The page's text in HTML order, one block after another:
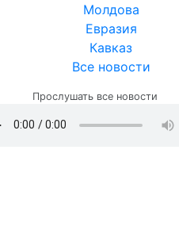
Молдова
Евразия
Кавказ
Все новости
Прослушать все новости